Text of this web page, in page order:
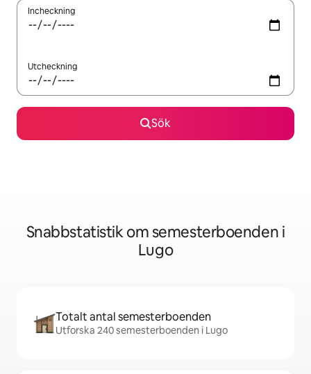
Incheckning
Utcheckning
Sök
Snabbstatistik om semesterboenden i
Lugo
Totalt antal semesterboenden
Utforska 240 semesterboenden i Lugo